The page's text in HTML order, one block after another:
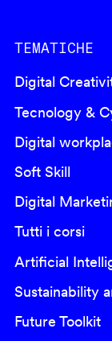
TEMATICHE
Digital
Tecnology &
Digital
Soft Skill
Digital
Tutti i corsi
Artificial
Sustainability
Future Toolkit